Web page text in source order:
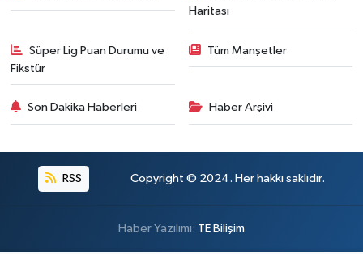
Haritası
Süper Lig Puan Durumu ve
Fikstür
Tüm Manşetler
Son Dakika Haberleri Haber Arşivi
RSS Copyright © 2024. Her hakkı saklıdır.
Haber Yazılımı: TE Bilişim